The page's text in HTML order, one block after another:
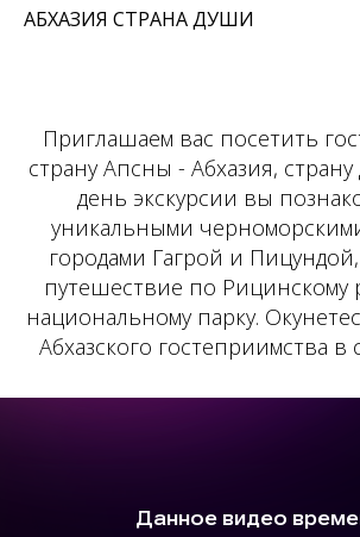
АБХАЗИЯ СТРАНА ДУШИ
Приглашаем вас посетить
страну Апсны - Абхазия,
день экскурсии вы
уникальными
городами Гагрой и
путешествие по Рицинскому
национальному парку.
Абхазского гостеприимства